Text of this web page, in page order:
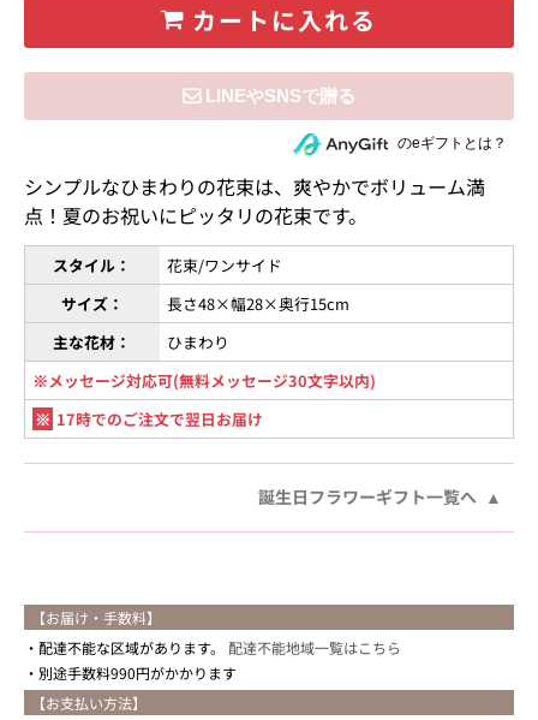
カートに入れる
住所を知らない相手にeギフトで贈るのeギフトとは？
シンプルなひまわりの花束は、爽やかでボリューム満
点！夏のお祝いにピッタリの花束です。
スタイル：
花束/ワンサイド
サイズ：
長さ48×幅28×奥行15cm
主な花材：
ひまわり
※メッセージ対応可(無料メッセージ30文字以内)
※ 17時でのご注文で翌日お届け
誕生日フラワーギフト一覧へ
【お届け・手数料】
配達不能な区域があります。 配達不能地域一覧はこちら
別途手数料990円がかかります
【お支払い方法】